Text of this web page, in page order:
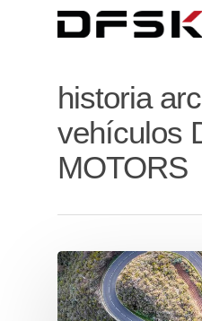
historia
vehículos
MOTORS